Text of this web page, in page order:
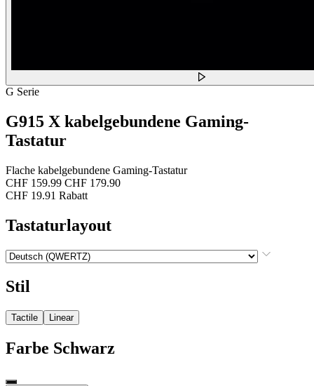
G Serie
G915 X kabelgebundene Gaming-
Tastatur
Flache kabelgebundene Gaming-Tastatur
CHF 159.99 CHF 179.90
CHF 19.91 Rabatt
Tastaturlayout
Stil
Tactile Linear
Farbe Schwarz